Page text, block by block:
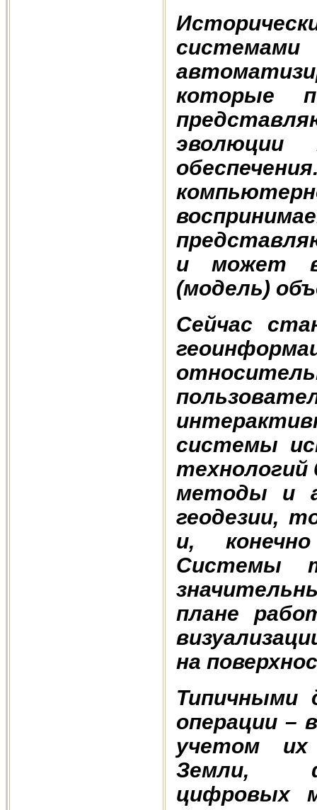
которые
эволюции
и может
(модель)
Сейчас
системы
технологий
методы и
геодезии,
и,
Системы
плане
на
операции –
учетом их
Земли,
цифровых